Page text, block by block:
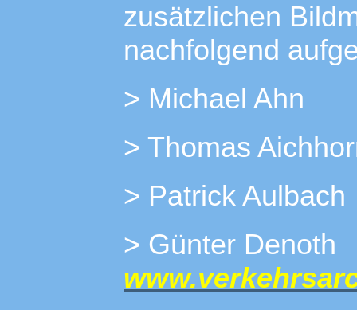
zusätzlichen
nachfolgend
> Michael Ahn
> Thomas
> Patrick Aulbach
> Günter